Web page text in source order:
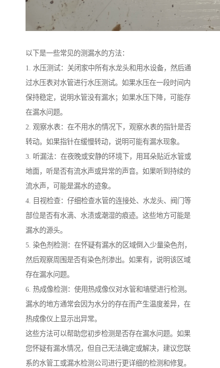
以下是一些常见的测漏水的方法：
1. 水压测试：关闭家中所有水龙头和用水设备，然后通
过水压表对水管进行水压测试。如果水压在一段时间内
保持稳定，说明水管没有漏水；如果水压下降，可能存
在漏水问题。
2. 观察水表：在不用水的情况下，观察水表的指针是否
转动。如果指针在缓慢转动，说明可能有漏水现象。
3. 听漏法：在夜晚或安静的环境下，用耳朵贴近水管或
地面，听是否有流水声或异常的声音。如果听到持续的
流水声，可能是漏水的迹象。
4. 目视检查：仔细检查水管的连接处、水龙头、阀门等
部位是否有水滴、水渍或潮湿的痕迹。这些地方可能是
漏水的源头。
5. 染色剂检测：在怀疑有漏水的区域倒入少量染色剂，
然后观察周围是否有染色剂渗出。如果有，说明该区域
存在漏水问题。
6. 热成像检测：使用热成像仪对水管和墙壁进行检测。
漏水的地方通常会因为水分的存在而产生温度差异，在
热成像仪上显示出异常。
这些方法可以帮助您初步检测是否存在漏水问题。如果
您怀疑有漏水情况，但自己无法确定或解决，建议您联
系的水管工或漏水检测公司进行更详细的检测和修复。